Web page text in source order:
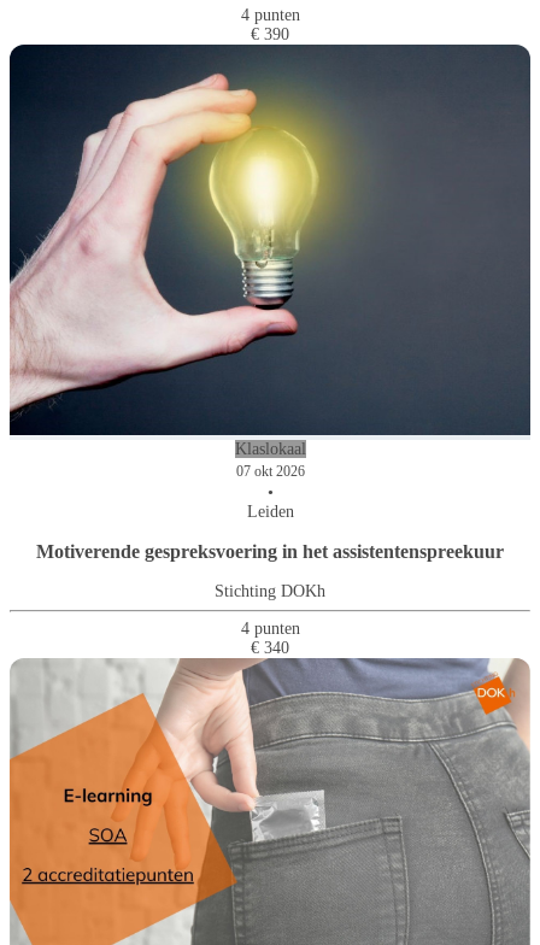
4 punten
€ 390
Klaslokaal
07 okt 2026
•
Leiden
Motiverende gespreksvoering in het assistentenspreekuur
Stichting DOKh
4 punten
€ 340